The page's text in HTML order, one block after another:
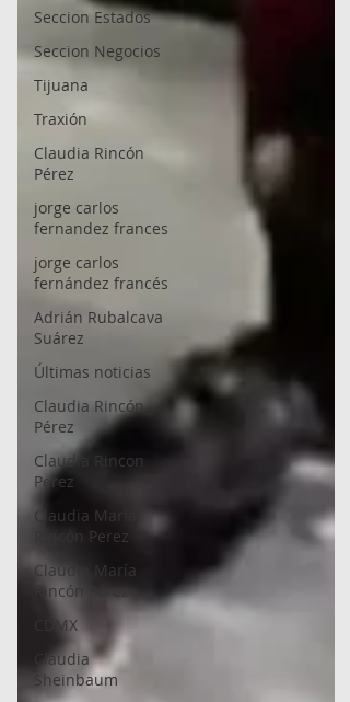
Seccion Estados
Seccion Negocios
Tijuana
Traxión
Claudia Rincón
Pérez
jorge carlos
fernandez frances
jorge carlos
fernández francés
Adrián Rubalcava
Suárez
Últimas noticias
Claudia Rincón
Pérez
Claudia Rincon
Perez
Claudia Maria
Rincón Perez
Claudia María
Rincón Pérez
CDMX
Claudia
Sheinbaum